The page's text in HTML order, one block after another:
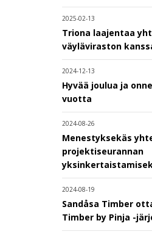
2025-02-13
Triona laajentaa
väyläviraston
2024-12-13
Hyvää joulua ja
vuotta
2024-08-26
Menestyksekäs
projektiseurannan
2024-08-19
Sandåsa Timber
Timber by Pinja -